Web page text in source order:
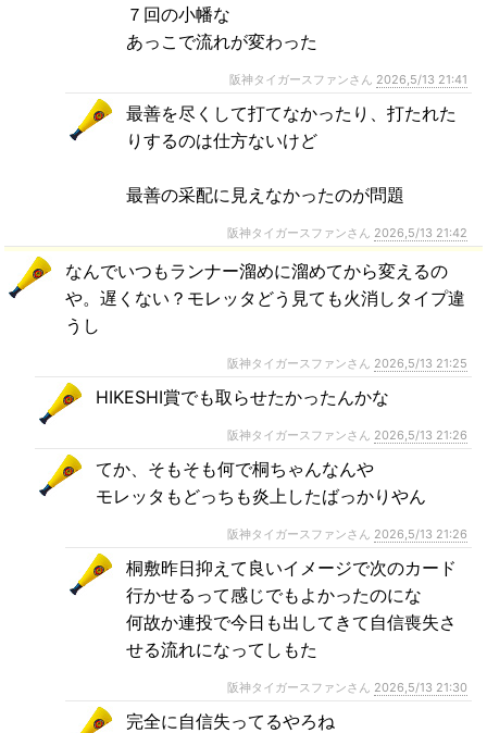
７回の小幡な
あっこで流れが変わった
阪神タイガースファンさん 2026,5/13 21:41
最善を尽くして打てなかったり、打たれた
りするのは仕方ないけど
最善の采配に見えなかったのが問題
阪神タイガースファンさん 2026,5/13 21:42
なんでいつもランナー溜めに溜めてから変えるの
や。遅くない？モレッタどう見ても火消しタイプ違
うし
阪神タイガースファンさん 2026,5/13 21:25
HIKESHI賞でも取らせたかったんかな
阪神タイガースファンさん 2026,5/13 21:26
てか、そもそも何で桐ちゃんなんや
モレッタもどっちも炎上したばっかりやん
阪神タイガースファンさん 2026,5/13 21:26
桐敷昨日抑えて良いイメージで次のカード
行かせるって感じでもよかったのにな
何故か連投で今日も出してきて自信喪失さ
せる流れになってしもた
阪神タイガースファンさん 2026,5/13 21:30
完全に自信失ってるやろね